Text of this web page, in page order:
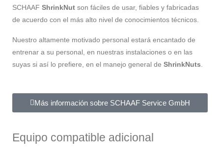
SCHAAF ShrinkNut son fáciles de usar, fiables y fabricadas
de acuerdo con el más alto nivel de conocimientos técnicos.
Nuestro altamente motivado personal estará encantado de
entrenar a su personal, en nuestras instalaciones o en las
suyas si así lo prefiere, en el manejo general de ShrinkNuts
Más información sobre SCHAAF Service GmbH
Equipo compatible adicional